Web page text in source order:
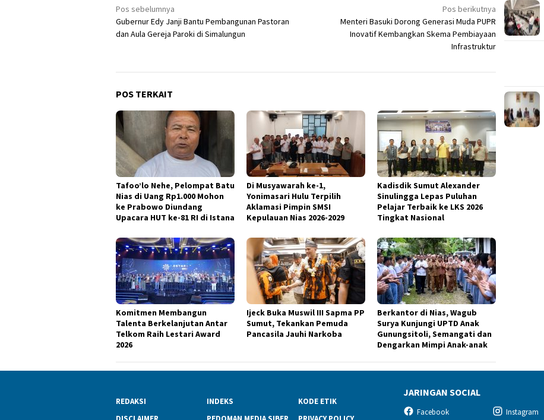
Navigasi
pos
Pos sebelumnya
Gubernur Edy Janji Bantu Pembangunan Pastoran
dan Aula Gereja Paroki di Simalungun
Pos berikutnya
Menteri Basuki Dorong Generasi Muda PUPR
Inovatif Kembangkan Skema Pembiayaan
Infrastruktur
POS TERKAIT
Tafoo’lo Nehe, Pelompat Batu
Nias di Uang Rp1.000 Mohon
ke Prabowo Diundang
Upacara HUT ke-81 RI di Istana
Di Musyawarah ke-1,
Yonimasari Hulu Terpilih
Aklamasi Pimpin SMSI
Kepulauan Nias 2026-2029
Kadisdik Sumut Alexander
Sinulingga Lepas Puluhan
Pelajar Terbaik ke LKS 2026
Tingkat Nasional
Komitmen Membangun
Talenta Berkelanjutan Antar
Telkom Raih Lestari Award
2026
Ijeck Buka Muswil III Sapma PP
Sumut, Tekankan Pemuda
Pancasila Jauhi Narkoba
Berkantor di Nias, Wagub
Surya Kunjungi UPTD Anak
Gunungsitoli, Semangati dan
Dengarkan Mimpi Anak-anak
REDAKSI INDEKS
KODE ETIK
JARINGAN SOCIAL
Facebook Instagram